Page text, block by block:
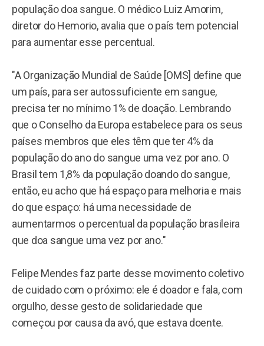
população doa sangue. O médico Luiz Amorim,
diretor do Hemorio, avalia que o país tem potencial
para aumentar esse percentual.
"A Organização Mundial de Saúde [OMS] define que
um país, para ser autossuficiente em sangue,
precisa ter no mínimo 1% de doação. Lembrando
que o Conselho da Europa estabelece para os seus
países membros que eles têm que ter 4% da
população do ano do sangue uma vez por ano. O
Brasil tem 1,8% da população doando do sangue,
então, eu acho que há espaço para melhoria e mais
do que espaço: há uma necessidade de
aumentarmos o percentual da população brasileira
que doa sangue uma vez por ano."
Felipe Mendes faz parte desse movimento coletivo
de cuidado com o próximo: ele é doador e fala, com
orgulho, desse gesto de solidariedade que
começou por causa da avó, que estava doente.